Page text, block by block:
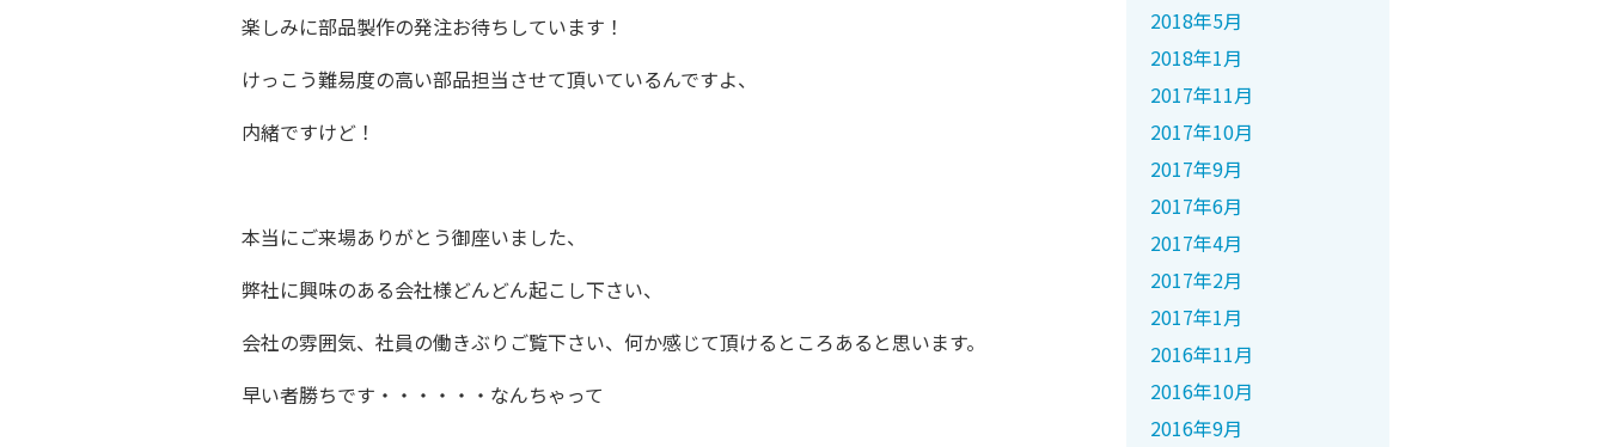
楽しみに部品製作の発注お待ちしています！
けっこう難易度の高い部品担当させて頂いているんですよ、
内緒ですけど！
本当にご来場ありがとう御座いました、
弊社に興味のある会社様どんどん起こし下さい、
会社の雰囲気、社員の働きぶりご覧下さい、何か感じて頂けるところあると思います。
早い者勝ちです・・・・・・なんちゃって
2018年5月
2018年1月
2017年11月
2017年10月
2017年9月
2017年6月
2017年4月
2017年2月
2017年1月
2016年11月
2016年10月
2016年9月